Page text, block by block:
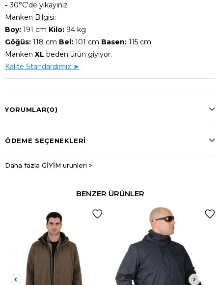
-30°C'de yıkayınız
Manken Bilgisi:
Boy: 191 cm Kilo: 94 kg
Göğüs: 118 cm Bel: 101 cm Basen: 115 cm
Manken XL beden ürün giyiyor.
Kalite Standardımız ➤
YORUMLAR(0)
ÖDEME SEÇENEKLERI
Daha fazla GİYİM ürünleri >
BENZER ÜRÜNLER